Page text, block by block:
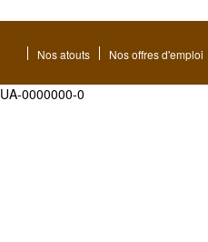
Nos atouts Nos offres d'emploi
UA-0000000-0